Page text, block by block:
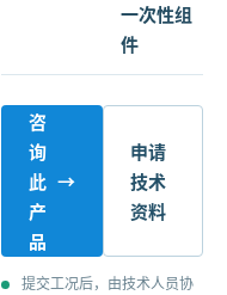
一次性组
件
咨
询
此
产
品
→
申请
技术
资料
提交工况后，由技术人员协